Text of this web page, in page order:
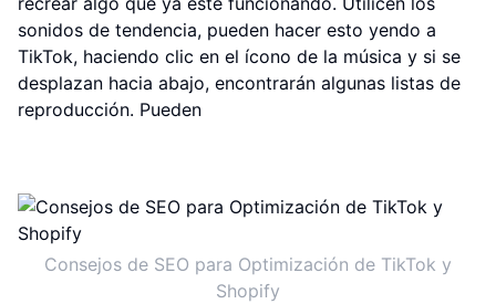
sonidos de tendencia, pueden hacer esto yendo a
TikTok, haciendo clic en el ícono de la música y si se
desplazan hacia abajo, encontrarán algunas listas de
reproducción. Pueden
Consejos de SEO para Optimización de TikTok y
Shopify